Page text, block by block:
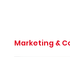
Marketing &